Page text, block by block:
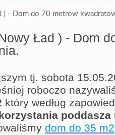
) - Dom do 70 metrów
Ład ) - Dom
tj. sobota
roboczo
który według
poddasza
dom do 35 m2